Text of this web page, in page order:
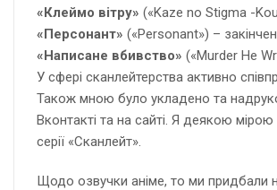
«Клеймо вітру» («Kaze no Stigma -
«Персонант» («Personant») –
«Написане вбивство» («Murder He
У сфері сканлейтерства активно
Також мною було укладено та
Вконтакті та на сайті. Я деякою
серії «Сканлейт».
Щодо озвучки аніме, то ми придбали